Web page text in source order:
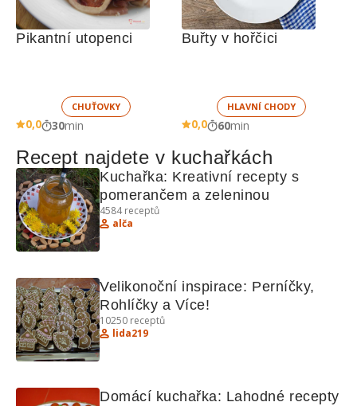
Pikantní utopenci
CHUŤOVKY
0,0 30min
Buřty v hořčici
HLAVNÍ CHODY
0,0 60min
Recept najdete v kuchařkách
Kuchařka: Kreativní recepty s
pomerančem a zeleninou
4584receptů
alča
Velikonoční inspirace: Perníčky,
Rohlíčky a Více!
10250 receptů
lida219
Domácí kuchařka: Lahodné recepty